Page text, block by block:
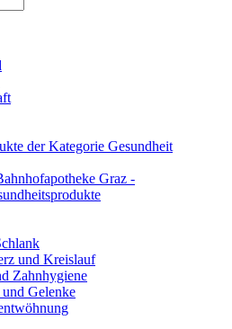
der Kategorie Gesundheit
und Kreislauf
Zahnhygiene
Gelenke